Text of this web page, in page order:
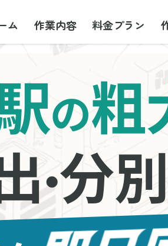
ム 作業内容 料金プラン
の粗
・分